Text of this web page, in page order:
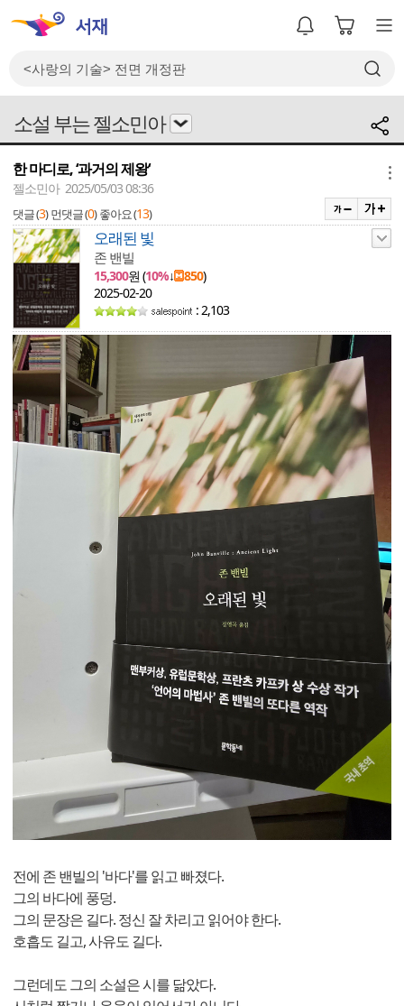
소설 부는 젤소민아
한 마디로, ‘과거의 제왕‘
젤소민아 2025/05/03 08:36
댓글 (3) 먼댓글 (0) 좋아요 (13)
오래된 빛
존 밴빌
15,300원 (10%↓ 850)
2025-02-20
: 2,103
전에 존 밴빌의 '바다'를 읽고 빠졌다.
그의 바다에 풍덩.
그의 문장은 길다. 정신 잘 차리고 읽어야 한다.
호흡도 길고, 사유도 길다.
그런데도 그의 소설은 시를 닮았다.